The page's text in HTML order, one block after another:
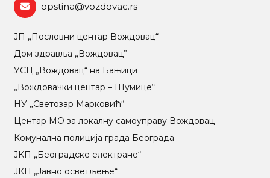
opstina@vozdovac.rs
ЈП „Пословни центар Вождовац“
Дом здравља „Вождовац”
УСЦ „Вождовац“ на Бањици
„Вождовачки центар – Шумице“
НУ „Светозар Марковић“
Центар МO за локалну самоуправу Вождовац
Комунална полиција града Београда
ЈКП „Београдске електране“
ЈКП „Јавно осветљење“